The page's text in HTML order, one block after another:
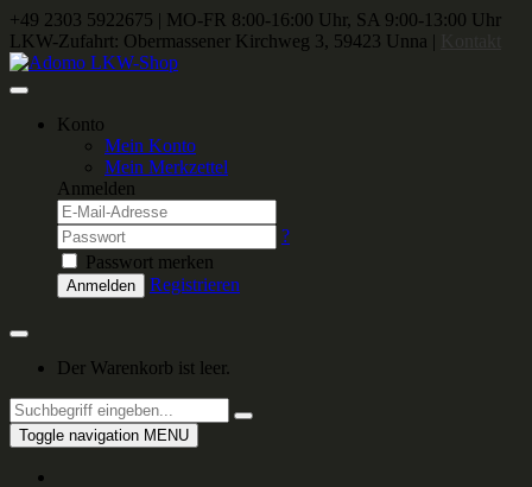
+49 2303 5922675 | MO-FR 8:00-16:00 Uhr, SA 9:00-13:00 Uhr
LKW-Zufahrt: Obermassener Kirchweg 3, 59423 Unna |
Konto
Mein Konto
Mein Merkzettel
Anmelden
?
Passwort merken
Anmelden Registrieren
Der Warenkorb ist leer.
Toggle navigation MENU